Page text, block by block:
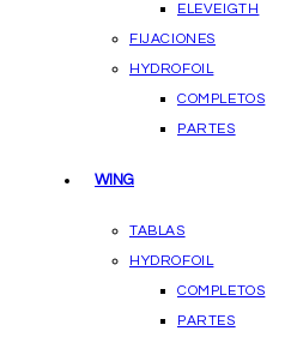
ELEVEIGTH
FIJACIONES
HYDROFOIL
COMPLETOS
PARTES
WING
TABLAS
HYDROFOIL
COMPLETOS
PARTES